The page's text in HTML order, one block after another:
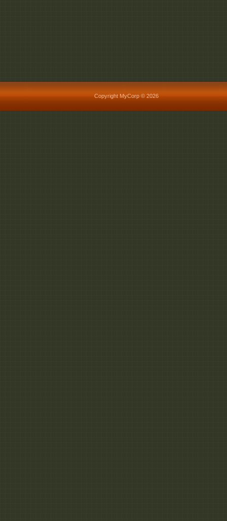
Copyright MyCorp © 2026